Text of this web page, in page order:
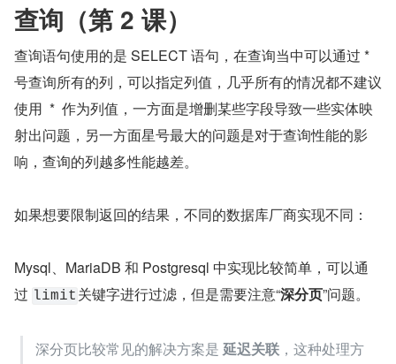
查询（第 2 课）
查询语句使用的是 SELECT 语句，在查询当中可以通过 *
号查询所有的列，可以指定列值，几乎所有的情况都不建议
使用  *  作为列值，一方面是增删某些字段导致一些实体映
射出问题，另一方面星号最大的问题是对于查询性能的影
响，查询的列越多性能越差。
如果想要限制返回的结果，不同的数据库厂商实现不同：
Mysql、MariaDB 和 Postgresql 中实现比较简单，可以通
过 limit 关键字进行过滤，但是需要注意“深分页”问题。
深分页比较常见的解决方案是 延迟关联 ，这种处理方